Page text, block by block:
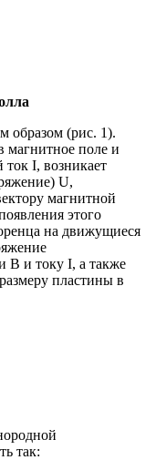
образом (рис. 1).
магнитное поле и
ток I, возникает
U,
магнитной
этого
на движущиеся
B и току I, а также
пластины в
так: